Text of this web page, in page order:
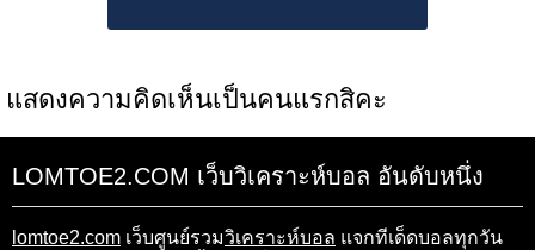
แสดงความคิดเห็นเป็นคนแรกสิคะ
LOMTOE2.COM เว็บวิเคราะห์บอล อันดับหนึ่ง
lomtoe2.com เว็บศูนย์รวมวิเคราะห์บอล แจกทีเด็ดบอลทุกวัน